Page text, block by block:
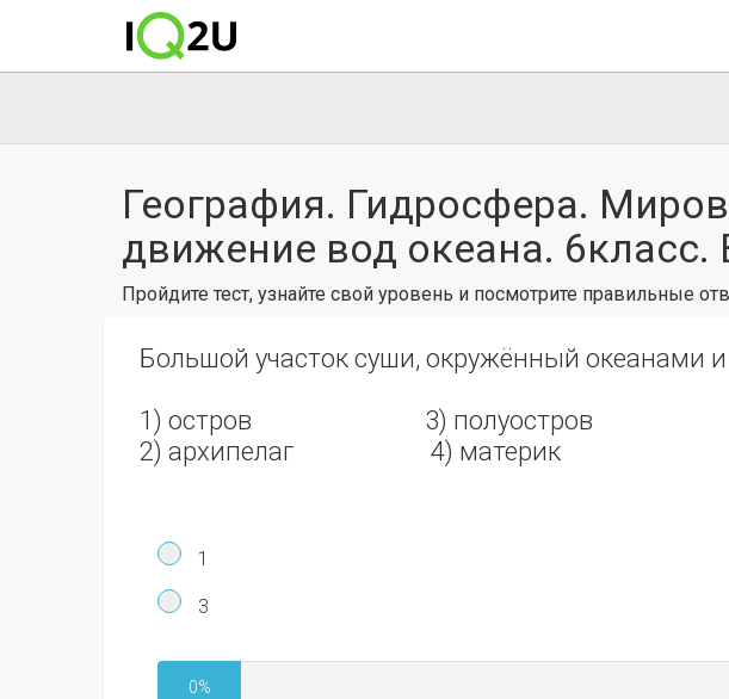
География. Гидросфера.
движение вод океана. 6класс.
Пройдите тест, узнайте свой уровень и посмотрите правильные
Большой участок суши, окружённый океанами
1) остров 3) полуостров
2) архипелаг 4) материк
1
3
0%